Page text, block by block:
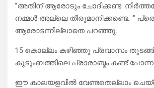
“അതിന് ആരോടും ചോദിക്കണ്ട.
നമ്മൾ അല്ലെ തീരുമാനിക്കണ്ടെ.. ”
ആരോടന്നില്ലാതെ പറഞ്ഞു.
15 കൊല്ലം കഴിഞ്ഞു പ്രവാസം
കുടുംബത്തിലെ പ്രാരാബ്ദം കണ്ട്
ഈ കാലയളവിൽ വേണ്ടതെല്ലാം